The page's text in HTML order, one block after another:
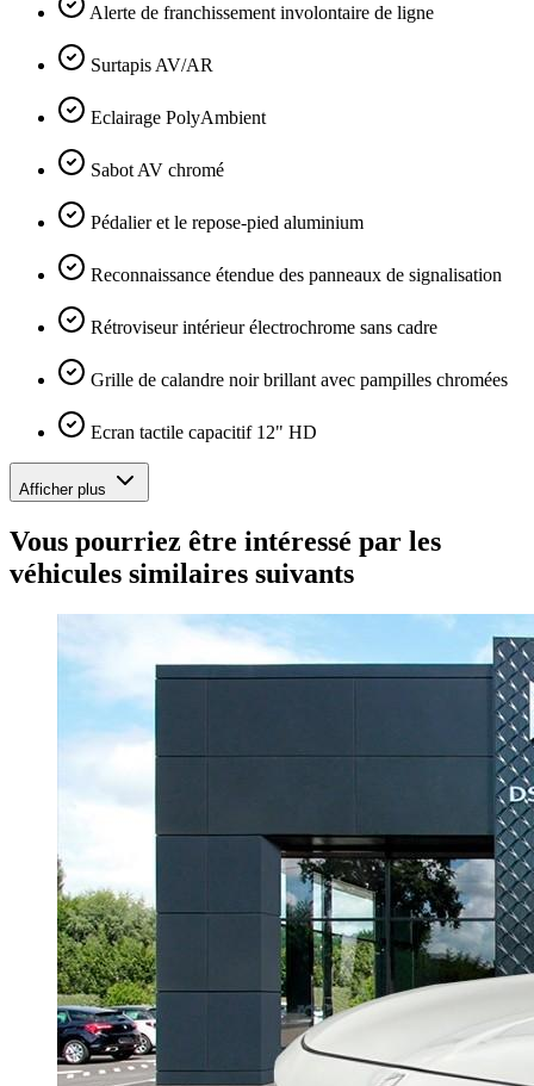
Alerte de franchissement involontaire de ligne
Surtapis AV/AR
Eclairage PolyAmbient
Sabot AV chromé
Pédalier et le repose-pied aluminium
Reconnaissance étendue des panneaux de signalisation
Rétroviseur intérieur électrochrome sans cadre
Grille de calandre noir brillant avec pampilles chromées
Ecran tactile capacitif 12" HD
Afficher plus
Vous pourriez être intéressé par les
véhicules similaires suivants